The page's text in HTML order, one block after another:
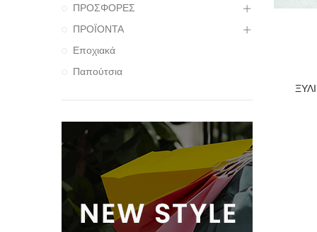
ΠΡΟΣΦΟΡΕΣ
ΠΡΟΪΟΝΤΑ
Εποχιακά
Παπούτσια